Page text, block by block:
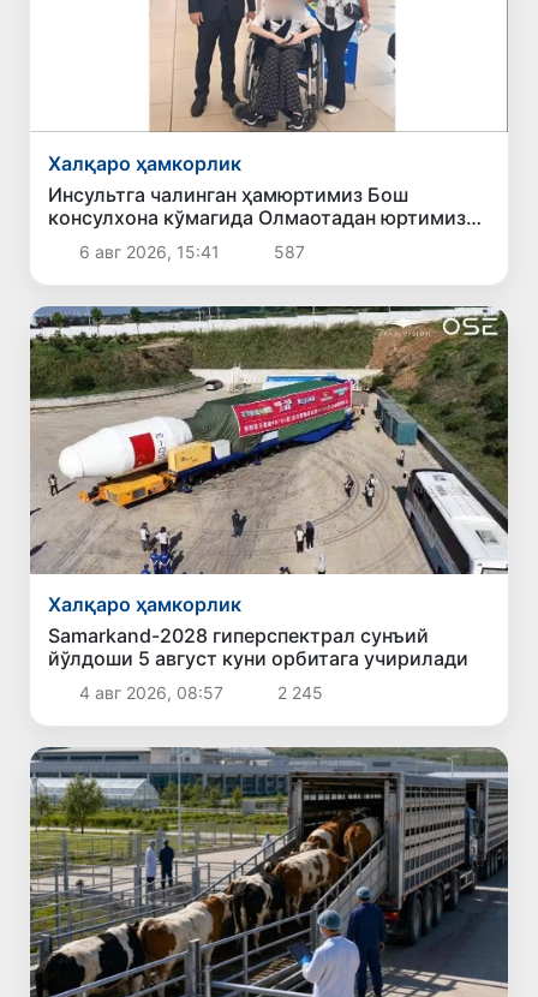
Халқаро ҳамкорлик
Инсультга чалинган ҳамюртимиз Бош
консулхона кўмагида Олмаотадан юртимизга
қайтарилди
6 авг 2026, 15:41 587
Халқаро ҳамкорлик
Samarkand-2028 гиперспектрал сунъий
йўлдоши 5 август куни орбитага учирилади
4 авг 2026, 08:57 2 245